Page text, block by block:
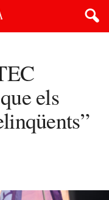
els